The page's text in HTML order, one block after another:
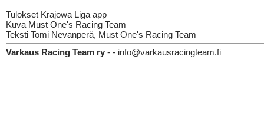
Tulokset Krajowa Liga app
Kuva Must One's Racing Team
Teksti Tomi Nevanperä, Must One's Racing Team
Varkaus Racing Team ry - - info@varkausracingteam.fi